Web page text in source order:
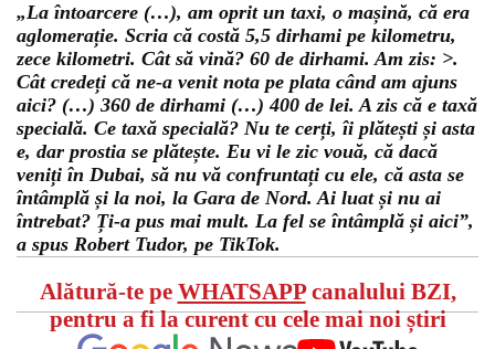
„La întoarcere (…), am oprit un taxi, o mașină, că era
aglomerație. Scria că costă 5,5 dirhami pe kilometru,
zece kilometri. Cât să vină? 60 de dirhami. Am zis: >.
Cât credeți că ne-a venit nota pe plata când am ajuns
aici? (…) 360 de dirhami (…) 400 de lei. A zis că e taxă
specială. Ce taxă specială? Nu te cerți, îi plătești și asta
e, dar prostia se plătește. Eu vi le zic vouă, că dacă
veniți în Dubai, să nu vă confruntați cu ele, că asta se
întâmplă și la noi, la Gara de Nord. Ai luat și nu ai
întrebat? Ți-a pus mai mult. La fel se întâmplă și aici”,
a spus Robert Tudor, pe TikTok.
Alătură-te pe WHATSAPPcanalului BZI,
pentru a fi la curent cu cele mai noi știri